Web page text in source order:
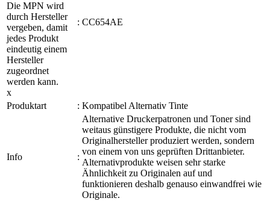
Die MPN wird
durch Hersteller
vergeben, damit
jedes Produkt
eindeutig einem
Hersteller
zugeordnet
werden kann.
x
: CC654AE
Produktart : Kompatibel Alternativ Tinte
Info :
Alternative Druckerpatronen und Toner sind
weitaus günstigere Produkte, die nicht vom
Originalhersteller produziert werden, sondern
von einem von uns geprüften Drittanbieter.
Alternativprodukte weisen sehr starke
Ähnlichkeit zu Originalen auf und
funktionieren deshalb genauso einwandfrei wie
Originale.